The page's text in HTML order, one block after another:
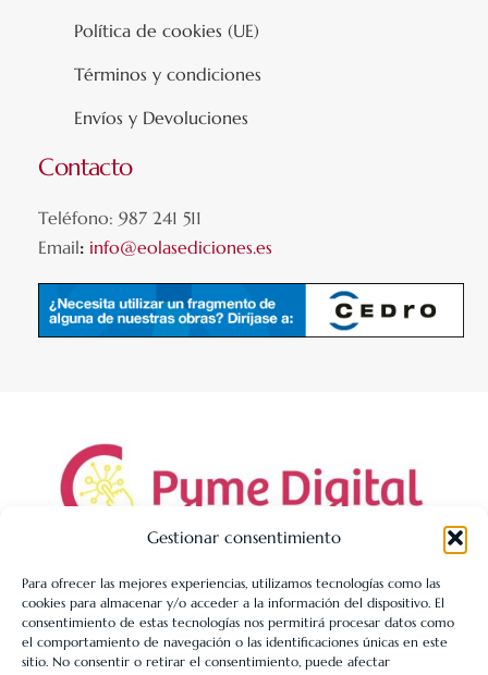
Gestionar consentimiento
Para ofrecer las mejores experiencias, utilizamos tecnologías como las
cookies para almacenar y/o acceder a la información del dispositivo. El
consentimiento de estas tecnologías nos permitirá procesar datos como
el comportamiento de navegación o las identificaciones únicas en este
sitio. No consentir o retirar el consentimiento, puede afectar
Política de cookies (UE)
Términos y condiciones
Envíos y Devoluciones
Contacto
Teléfono: 987 241 511
Email: info@eolasediciones.es
LIBRERÍA UNIVERSITARIA LEÓN 1980 SLL ha sido beneficiaria
de Fondos Europeos, cuyo objetivo es la mejora de la
competitividad de las PYMES, y gracias al cual ha puesto en